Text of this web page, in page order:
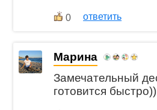
0 ответить
Марина
Замечательный
готовится быстро))